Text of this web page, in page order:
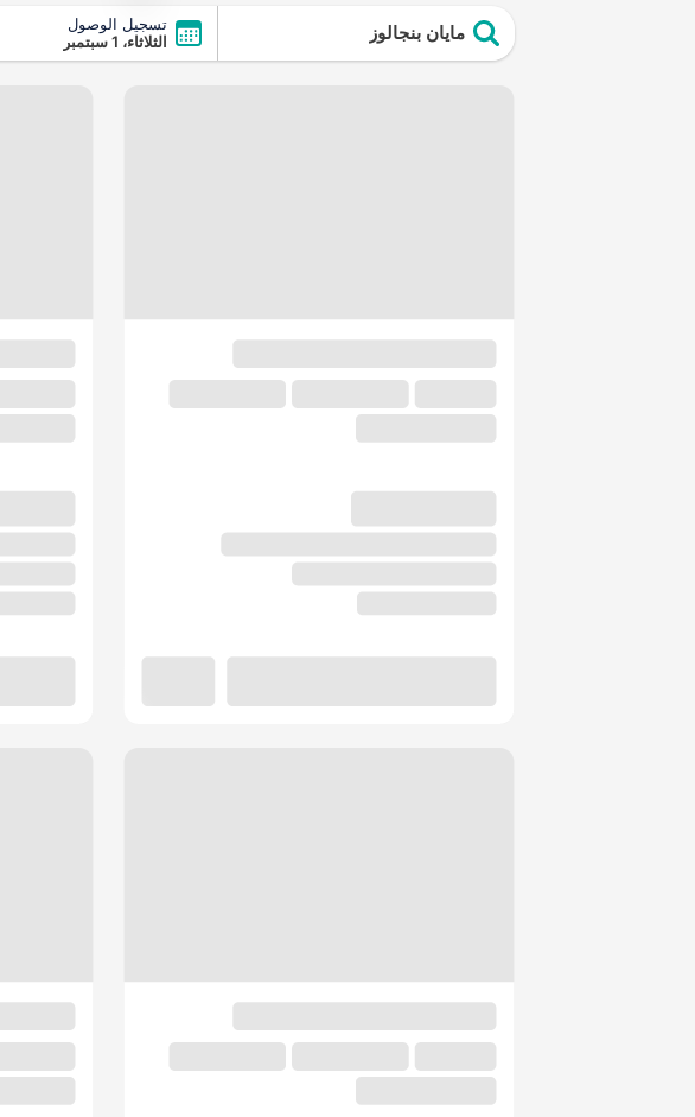
مايان بنجالوز
تسجيل الوصول
الثلاثاء، 1 سبتمبر